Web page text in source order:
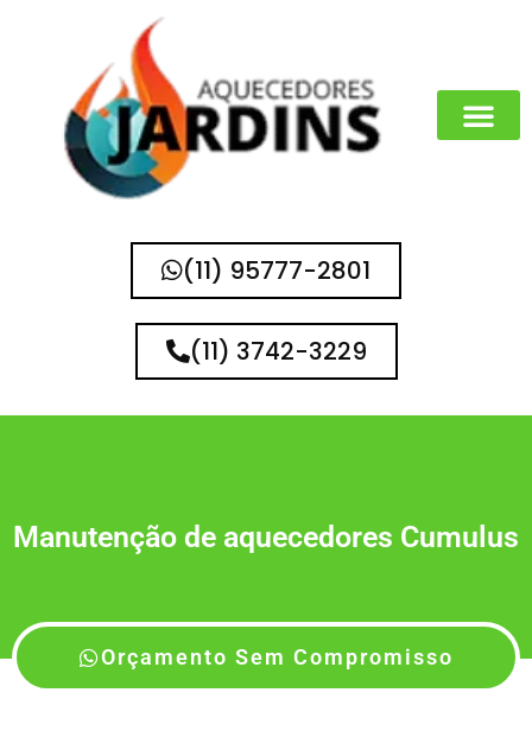
(11) 95777-2801
(11) 3742-3229
Manutenção de aquecedores Cumulus
Orçamento Sem Compromisso